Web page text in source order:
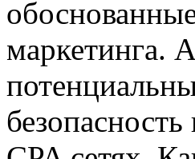
маркетинга.